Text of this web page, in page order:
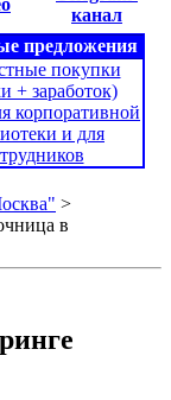
канал
предложения
покупки
+ заработок)
корпоративной
и для
>
в